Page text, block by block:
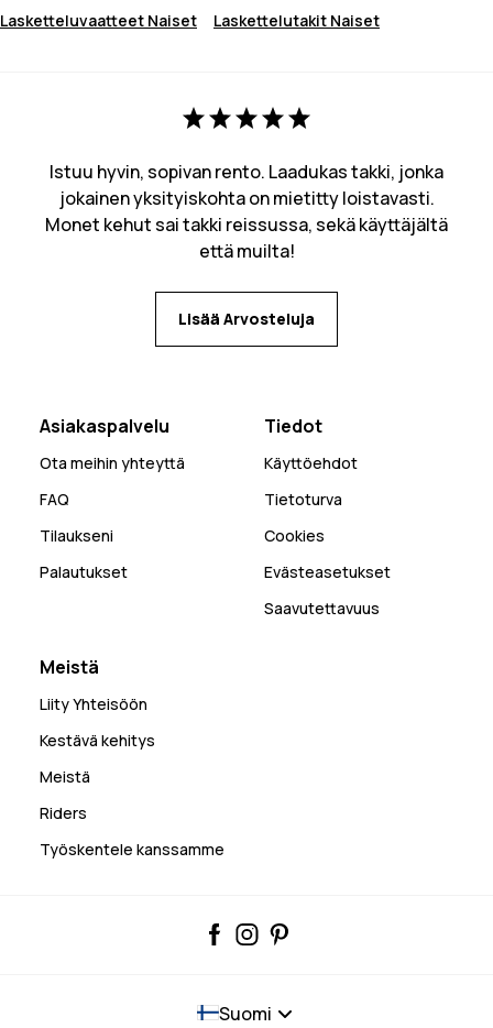
Lasketteluvaatteet Naiset Laskettelutakit Naiset
Istuu hyvin, sopivan rento. Laadukas takki, jonka
jokainen yksityiskohta on mietitty loistavasti.
Monet kehut sai takki reissussa, sekä käyttäjältä
että muilta!
Lisää Arvosteluja
Asiakaspalvelu
Ota meihin yhteyttä
FAQ
Tilaukseni
Palautukset
Tiedot
Käyttöehdot
Tietoturva
Cookies
Evästeasetukset
Saavutettavuus
Meistä
Liity Yhteisöön
Kestävä kehitys
Meistä
Riders
Työskentele kanssamme
Suomi